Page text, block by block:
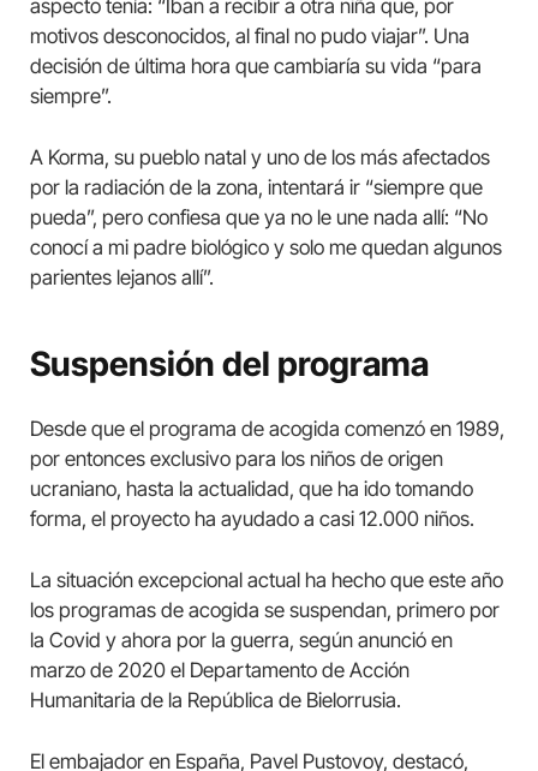
aspecto tenía: “Iban a recibir a otra niña que, por
motivos desconocidos, al final no pudo viajar”. Una
decisión de última hora que cambiaría su vida “para
siempre”.
A Korma, su pueblo natal y uno de los más afectados
por la radiación de la zona, intentará ir “siempre que
pueda”, pero confiesa que ya no le une nada allí: “No
conocí a mi padre biológico y solo me quedan algunos
parientes lejanos allí”.
Suspensión del programa
Desde que el programa de acogida comenzó en 1989,
por entonces exclusivo para los niños de origen
ucraniano, hasta la actualidad, que ha ido tomando
forma, el proyecto ha ayudado a casi 12.000 niños.
La situación excepcional actual ha hecho que este año
los programas de acogida se suspendan, primero por
la Covid y ahora por la guerra, según anunció en
marzo de 2020 el Departamento de Acción
Humanitaria de la República de Bielorrusia.
El embajador en España, Pavel Pustovoy, destacó,